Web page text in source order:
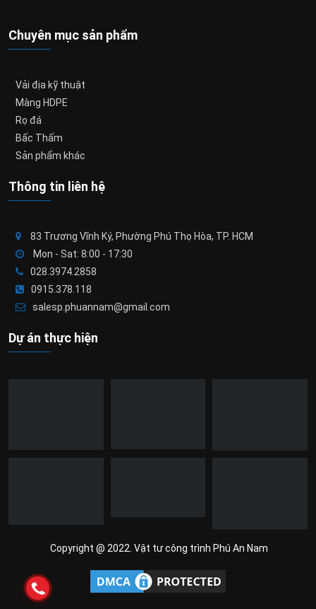
Chuyên mục sản phẩm
Vải địa kỹ thuật
Màng HDPE
Rọ đá
Bấc Thấm
Sản phẩm khác
Thông tin liên hệ
83 Trương Vĩnh Ký, Phường Phú Thọ Hòa, TP. HCM
Mon - Sat: 8:00 - 17:30
028.3974.2858
0915.378.118
salesp.phuannam@gmail.com
Dự án thực hiện
Copyright @ 2022. Vật tư công trình Phú An Nam